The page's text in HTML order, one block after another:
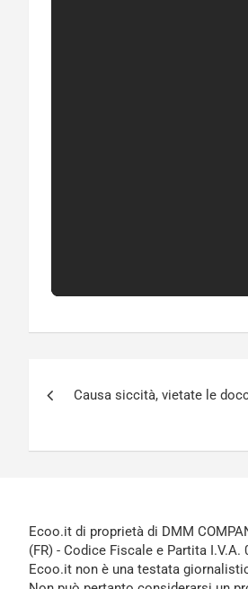
Causa siccità, vietate le
Ecoo.it di proprietà di DMM
(FR) - Codice Fiscale e Partita I.V.A.
Ecoo.it non è una testata